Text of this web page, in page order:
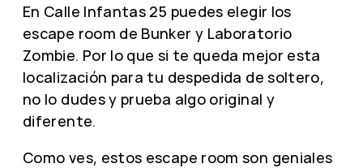
En Calle Infantas 25 puedes elegir los
escape room de Bunker y Laboratorio
Zombie. Por lo que si te queda mejor esta
localización para tu despedida de soltero,
no lo dudes y prueba algo original y
diferente.
Como ves, estos escape room son geniales